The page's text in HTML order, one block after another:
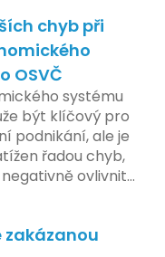
chyb při
OSVČ
systému
být klíčový pro
podnikání, ale je
řadou chyb,
ovlivnit
měli vyvarovat.
zakázanou